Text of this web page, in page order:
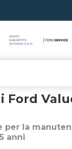
Ford
per la
anni